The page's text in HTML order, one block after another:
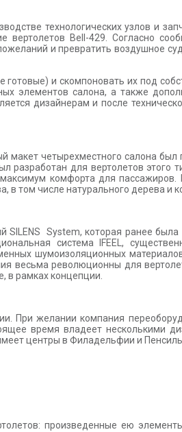
технологических узлов и
вертолетов Bell-429. Согласно
и превратить воздушное
и скомпоновать их под
элементов салона, а также
дизайнерам и после
макет четырехместного салона
для вертолетов этого
комфорта для пассажиров.
в том числе натурального дерева и
System, которая ранее
система IFEEL,
шумоизоляционных
весьма революционны для
в рамках концепции.
При желании компания
время владеет несколькими
центры в Филадельфии и
произведенные ею